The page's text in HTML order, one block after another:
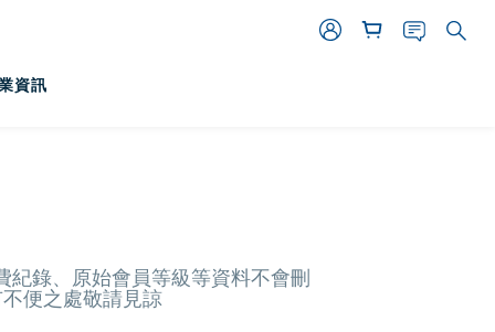
資訊
紀錄、原始會員等級等資料不會刪
便之處敬請見諒